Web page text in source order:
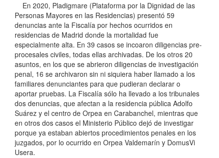
En 2020, Pladigmare (Plataforma por la Dignidad de las
Personas Mayores en las Residencias) presentó 59
denuncias ante la Fiscalía por hechos ocurridos en
residencias de Madrid donde la mortalidad fue
especialmente alta. En 39 casos se incoaron diligencias pre-
procesales civiles, todas ellas archivadas. De los otros 20
asuntos, en los que se abrieron diligencias de investigación
penal, 16 se archivaron sin ni siquiera haber llamado a los
familiares denunciantes para que pudieran declarar o
aportar pruebas. La Fiscalía sólo ha llevado a los tribunales
dos denuncias, que afectan a la residencia pública Adolfo
Suárez y el centro de Orpea en Carabanchel, mientras que
en otros dos casos el Ministerio Público dejó de investigar
porque ya estaban abiertos procedimientos penales en los
juzgados, por lo ocurrido en Orpea Valdemarín y DomusVi
Usera.